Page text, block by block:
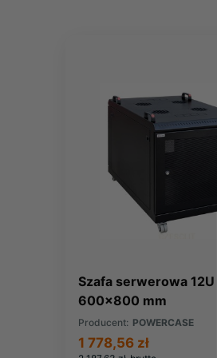
Szafa serwerowa 12U -
600x800 mm
Producent: POWERCASE
1 778,56 zł